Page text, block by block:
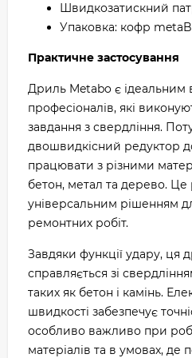
Швидкозатискний
Упаковка: кофр
Практичне застосування
Дриль Metabo є ідеальним
професіоналів, які
завдання з свердління.
двошвидкісний редуктор
працювати з різними
бетон, метал та дерево. Це
універсальним рішенням
ремонтних робіт.
Завдяки функції удару, ця
справляється зі
таких як бетон і камінь.
швидкості забезпечує
особливо важливо при
матеріалів та в умовах, де